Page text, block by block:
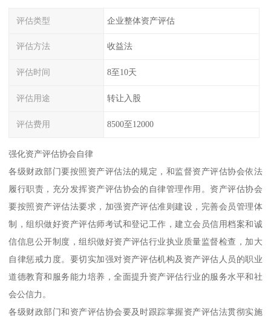
评估类型 企业整体资产评估
评估方法 收益法
评估时间 8至10天
评估用途 转让入股
评估费用 8500至12000
强化资产评估协会自律
各级财政部门要按照资产评估法的规定，和监督资产评估协会依法
履行职责，充分发挥资产评估协会的自律管理作用。资产评估协会
要按照资产评估法要求，加强资产评估准则建设，完善会员管理体
制，组织做好资产评估师考试和登记工作，建立会员信用档案和诚
信信息公开制度，组织做好资产评估行业执业质量监督检查，加大
自律惩戒力度。要切实加强对资产评估机构及资产评估人员的职业
道德教育和服务能力培养，全面提升资产评估行业的服务水平和社
会公信力。
各级财政部门和资产评估协会要及时跟踪掌握资产评估法贯彻实施